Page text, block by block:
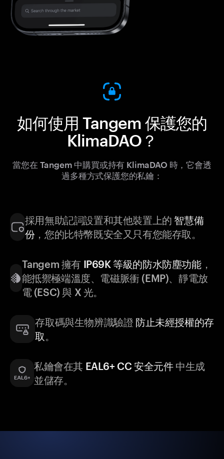
如何使用 Tangem 保護您的
KlimaDAO？
當您在 Tangem 中購買或持有 KlimaDAO 時，它會透
過多種方式保護您的私鑰：
採用無助記詞設置和其他裝置上的 智慧備
份，您的比特幣既安全又只有您能存取。
Tangem 擁有 IP69K 等級的防水防塵功能，
能抵禦極端溫度、電磁脈衝 (EMP)、靜電放
電 (ESC) 與 X 光。
存取碼與生物辨識驗證 防止未經授權的存
取 。
私鑰會在其 EAL6+ CC 安全元件中生成
並儲存。